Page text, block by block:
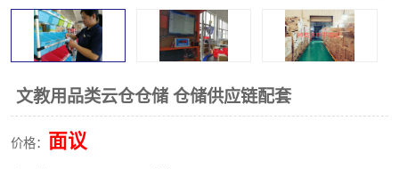
文教用品类云仓仓储 仓储供应链配套
价格： 面议